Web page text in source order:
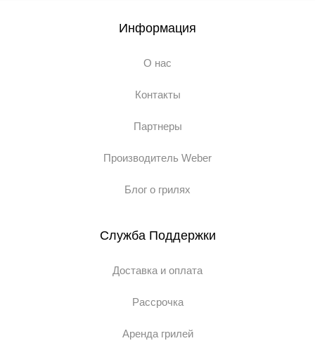
Информация
О нас
Контакты
Партнеры
Производитель Weber
Блог о грилях
Служба Поддержки
Доставка и оплата
Рассрочка
Аренда грилей